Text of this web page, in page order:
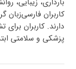
کاربران فارسی‌زبان
دارند. کاربران
پزشکی و سلامتی